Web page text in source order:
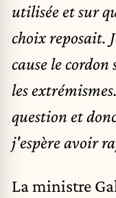
utilisée et sur
choix reposait.
cause le
les
question et
j'espère avoir
La ministre